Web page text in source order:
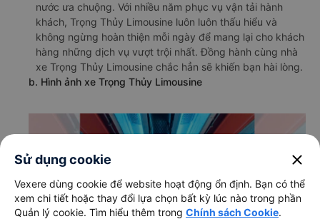
nước ưa chuộng. Với nhiều năm phục vụ vận tải hành
khách, Trọng Thủy Limousine luôn luôn thấu hiểu và
không ngừng hoàn thiện mỗi ngày để mang lại cho khách
hàng những dịch vụ vượt trội nhất. Đồng hành cùng nhà
xe Trọng Thủy Limousine chắc hẳn sẽ khiến bạn hài lòng.
b. Hình ảnh xe Trọng Thủy Limousine
Sử dụng cookie close
Vexere dùng cookie để website hoạt động ổn định. Bạn có thể
xem chi tiết hoặc thay đổi lựa chọn bất kỳ lúc nào trong phần
Quản lý cookie. Tìm hiểu thêm trong Chính sách Cookie.